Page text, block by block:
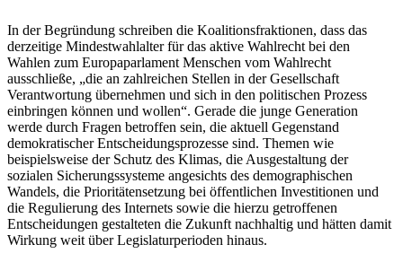
In der Begründung schreiben die Koalitionsfraktionen, dass das
derzeitige Mindestwahlalter für das aktive Wahlrecht bei den
Wahlen zum Europaparlament Menschen vom Wahlrecht
ausschließe, „die an zahlreichen Stellen in der Gesellschaft
Verantwortung übernehmen und sich in den politischen Prozess
einbringen können und wollen“. Gerade die junge Generation
werde durch Fragen betroffen sein, die aktuell Gegenstand
demokratischer Entscheidungsprozesse sind. Themen wie
beispielsweise der Schutz des Klimas, die Ausgestaltung der
sozialen Sicherungssysteme angesichts des demographischen
Wandels, die Prioritätensetzung bei öffentlichen Investitionen und
die Regulierung des Internets sowie die hierzu getroffenen
Entscheidungen gestalteten die Zukunft nachhaltig und hätten damit
Wirkung weit über Legislaturperioden hinaus.